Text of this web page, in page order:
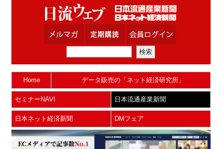
Home データ販売の「ネット経済研究所」
セミナーNAVI 日本流通産業新聞
日本ネット経済新聞 DMフェア